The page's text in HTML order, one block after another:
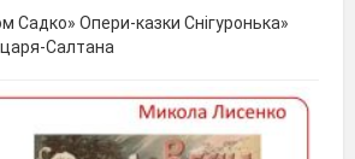
Садко» Опери-казки Снігуронька»
Салтана